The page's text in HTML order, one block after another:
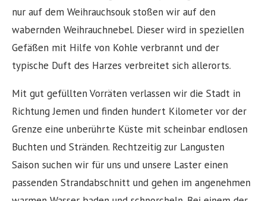
nur auf dem Weihrauchsouk stoßen wir auf den
wabernden Weihrauchnebel. Dieser wird in speziellen
Gefäßen mit Hilfe von Kohle verbrannt und der
typische Duft des Harzes verbreitet sich allerorts.
Mit gut gefüllten Vorräten verlassen wir die Stadt in
Richtung Jemen und finden hundert Kilometer vor der
Grenze eine unberührte Küste mit scheinbar endlosen
Buchten und Stränden. Rechtzeitig zur Langusten
Saison suchen wir für uns und unsere Laster einen
passenden Strandabschnitt und gehen im angenehmen